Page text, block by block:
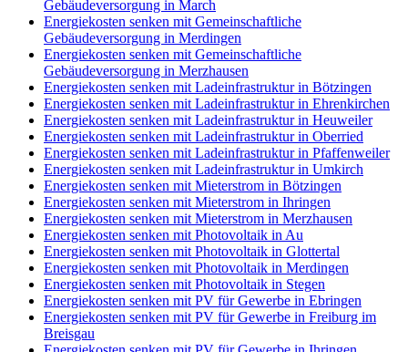
Gebäudeversorgung in March
Energiekosten senken mit Gemeinschaftliche
Gebäudeversorgung in Merdingen
Energiekosten senken mit Gemeinschaftliche
Gebäudeversorgung in Merzhausen
Energiekosten senken mit Ladeinfrastruktur in Bötzingen
Energiekosten senken mit Ladeinfrastruktur in Ehrenkirchen
Energiekosten senken mit Ladeinfrastruktur in Heuweiler
Energiekosten senken mit Ladeinfrastruktur in Oberried
Energiekosten senken mit Ladeinfrastruktur in Pfaffenweiler
Energiekosten senken mit Ladeinfrastruktur in Umkirch
Energiekosten senken mit Mieterstrom in Bötzingen
Energiekosten senken mit Mieterstrom in Ihringen
Energiekosten senken mit Mieterstrom in Merzhausen
Energiekosten senken mit Photovoltaik in Au
Energiekosten senken mit Photovoltaik in Glottertal
Energiekosten senken mit Photovoltaik in Merdingen
Energiekosten senken mit Photovoltaik in Stegen
Energiekosten senken mit PV für Gewerbe in Ebringen
Energiekosten senken mit PV für Gewerbe in Freiburg im
Breisgau